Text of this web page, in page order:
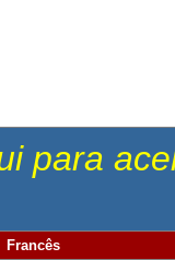
para
Francês